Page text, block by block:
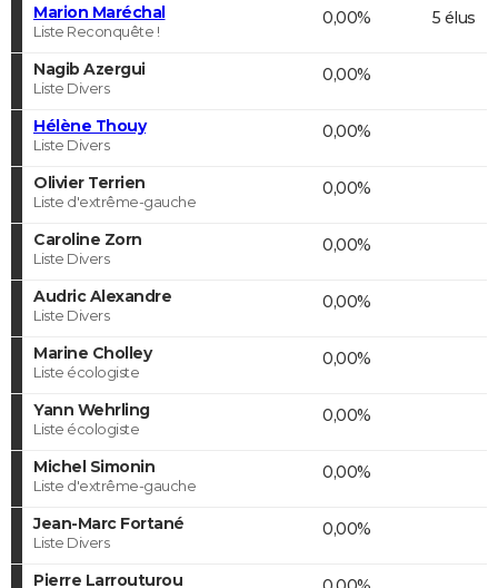
Marion Maréchal
Liste Reconquête !
0,00% 5 élus
Nagib Azergui
Liste Divers
0,00%
Hélène Thouy
Liste Divers
0,00%
Olivier Terrien
Liste d'extrême-gauche
0,00%
Caroline Zorn
Liste Divers
0,00%
Audric Alexandre
Liste Divers
0,00%
Marine Cholley
Liste écologiste
0,00%
Yann Wehrling
Liste écologiste
0,00%
Michel Simonin
Liste d'extrême-gauche
0,00%
Jean-Marc Fortané
Liste Divers
0,00%
Pierre Larrouturou